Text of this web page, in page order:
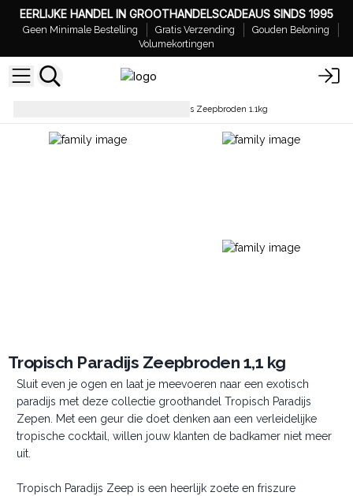
EERLIJKE HANDEL IN GROOTHANDELSCADEAUS SINDS 1995
Geen Minimale Bestelling Gratis Verzending
Gouden Beloning
Volumekortingen
Tropisch Pardijs Zeepbroden 1.1kg
Tropisch Paradijs Zeepbroden 1,1 kg
Sluit even je ogen en laat je meevoeren naar een exotisch
paradijs met deze collectie groothandel Tropisch Paradijs
Zepen. Met een geur die doet denken aan een verleidelijke
tropische cocktail, willen jouw klanten de badkamer niet meer
uit.
Tropisch Paradijs Zeep is een heerlijk zoete en friszure